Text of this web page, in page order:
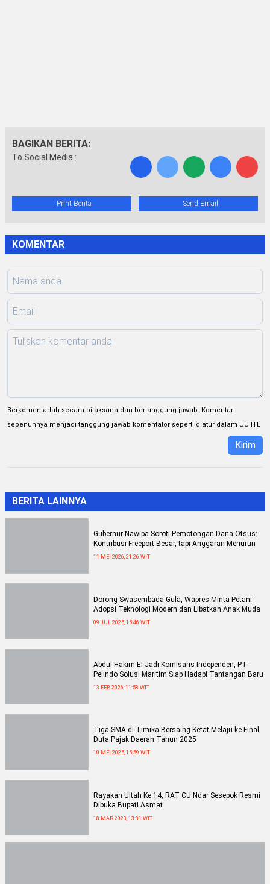
BAGIKAN BERITA:
To Social Media :
Print Berita Send Email
KOMENTAR
Berkomentarlah secara bijaksana dan bertanggung jawab. Komentar
sepenuhnya menjadi tanggung jawab komentator seperti diatur dalam UU ITE
Kirim
BERITA LAINNYA
Gubernur Nawipa Soroti Pemotongan Dana Otsus:
Kontribusi Freeport Besar, tapi Anggaran Menurun
11 MEI 2026, 21:26 WIT
Dorong Swasembada Gula, Wapres Minta Petani
Adopsi Teknologi Modern dan Libatkan Anak Muda
09 JUL 2025, 15:46 WIT
Abdul Hakim EI Jadi Komisaris Independen, PT
Pelindo Solusi Maritim Siap Hadapi Tantangan Baru
13 FEB 2026, 11:58 WIT
Tiga SMA di Timika Bersaing Ketat Melaju ke Final
Duta Pajak Daerah Tahun 2025
10 MEI 2025, 15:59 WIT
Rayakan Ultah Ke 14, RAT CU Ndar Sesepok Resmi
Dibuka Bupati Asmat
18 MAR 2023, 13:31 WIT